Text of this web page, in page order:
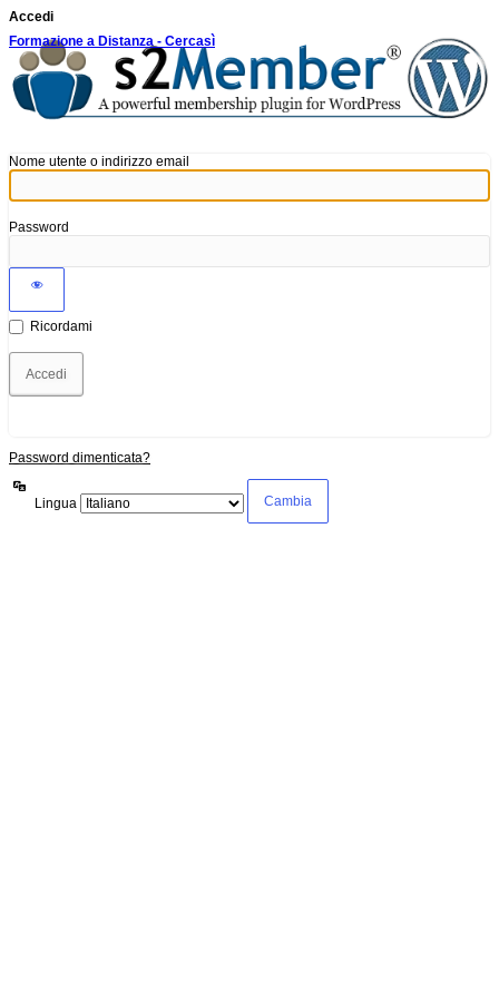
Accedi
Formazione a Distanza - Cercasì
Nome utente o indirizzo email
Password
Ricordami
Password dimenticata?
Lingua